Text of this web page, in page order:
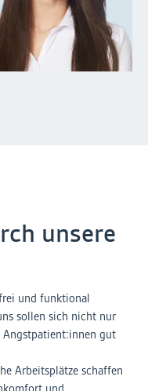
unsere
und funktional
sollen sich nicht nur
Angstpatient:innen gut
Arbeitsplätze schaffen